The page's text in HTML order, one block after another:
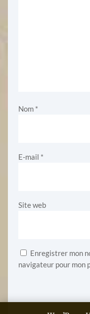
Nom *
E-mail *
Site web
Enregistrer mon
navigateur pour mon